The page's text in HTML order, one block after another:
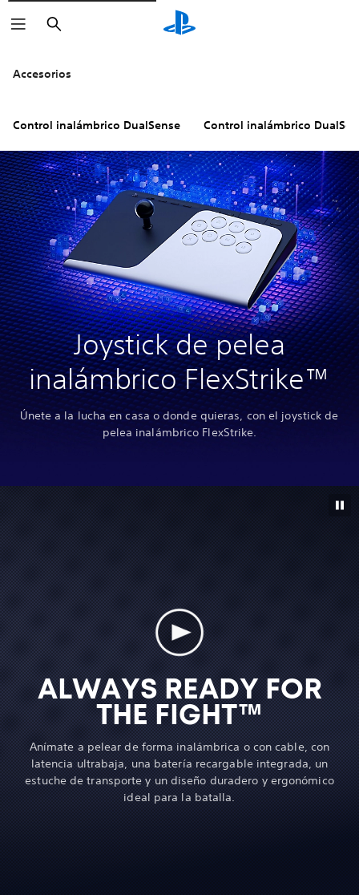
Buscar
Accesorios
Control inalámbrico DualSense Control inalámbrico
Joystick de pelea
inalámbrico FlexStrike™
Únete a la lucha en casa o donde quieras, con el joystick de
pelea inalámbrico FlexStrike.
ALWAYS READY FOR
THE FIGHT™
Anímate a pelear de forma inalámbrica o con cable, con
latencia ultrabaja, una batería recargable integrada, un
estuche de transporte y un diseño duradero y ergonómico
ideal para la batalla.
Haz clic sobre los iconos de